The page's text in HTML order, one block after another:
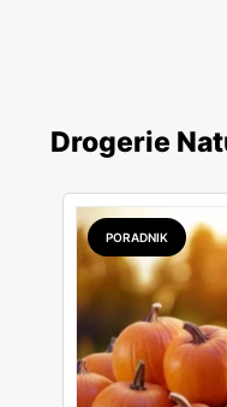
Drogerie
PORADNIK